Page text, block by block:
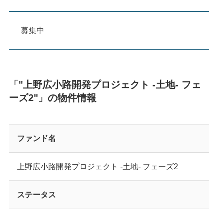
募集中
「"上野広小路開発プロジェクト -土地- フェ
ーズ2"」の物件情報
ファンド名
上野広小路開発プロジェクト -土地- フェーズ2
ステータス